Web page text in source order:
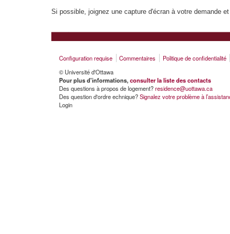
Si possible, joignez une capture d'écran à votre demande
Configuration requise Commentaires
Politique de confidentialité
© Université d'Ottawa
Pour plus d'informations,consulter la liste des contacts
Des questions à propos de logement?residence@uottawa.ca
Des question d'ordre echnique?Signalez votre problème à
Login